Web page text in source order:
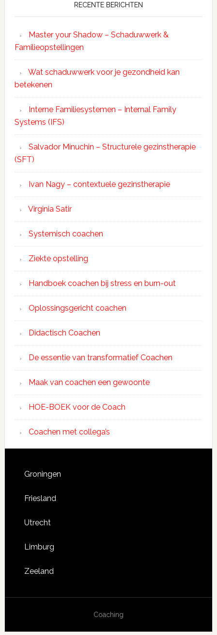
RECENTE BERICHTEN
Master your Shadow – Schaduwwerk &
Familieopstellingen
Wat schaduwwerk voor je gezondheid kan
betekenen
Interne Familiesystemen – Internal Family
Systems (IFS)
Salvador Minuchin – Structurele gezinstherapie
(SFT)
Ivan Nagy – contextuele gezinstherapie
Virginia Satir
Systemisch coachen
Ziekte opstelling
Handboek coachen bij stress en burn-out
Oplossingsgericht coachen
Didactisch Coachen
De essentie van transformatief Coachen
Maak van coachen een gewoonte
HOE-BOEK voor de Coach
Coachen met collega’s
Groningen
Friesland
Utrecht
Limburg
Zeeland
Coaching